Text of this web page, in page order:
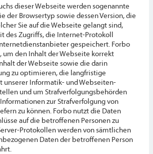
dieser Webseite werden sogenannte
der Browsertyp sowie dessen Version, die
Sie auf die Webseite gelangt sind,
des Zugriffs, die Internet-Protokoll
gespeichert. Forbo
um den Inhalt der Webseite korrekt
der Webseite sowie die darin
zu optimieren, die langfristige
unserer Informatik- und Webseiten-
und um Strafverfolgungsbehörden
zur Strafverfolgung von
zu können. Forbo nutzt die Daten
auf die betroffenen Personen zu
Protokollen werden von sämtlichen
Daten der betroffenen Person